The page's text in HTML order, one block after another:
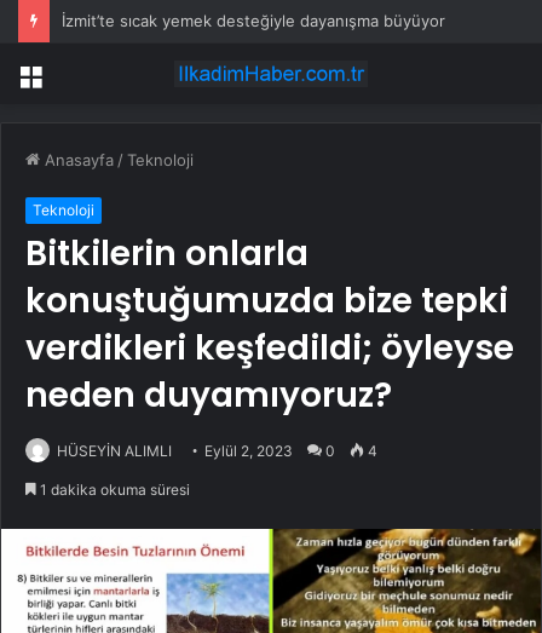
İzmit’te sıcak yemek desteğiyle dayanışma büyüyor
Menü
Anasayfa /Teknoloji
Teknoloji
Bitkilerin onlarla
konuştuğumuzda bize tepki
verdikleri keşfedildi; öyleyse
neden duyamıyoruz?
HÜSEYİN ALIMLI Eylül 2, 2023 0 4
1 dakika okuma süresi